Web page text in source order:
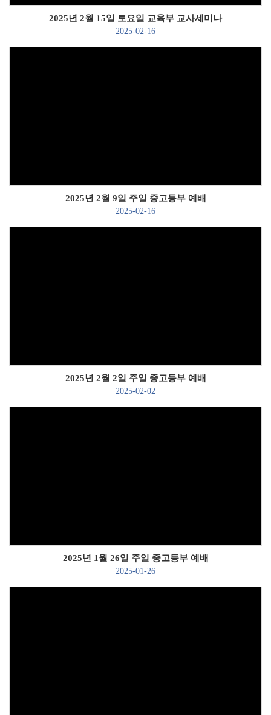
2025년 2월 15일 토요일 교육부 교사세미나
2025-02-16
2025년 2월 9일 주일 중고등부 예배
2025-02-16
2025년 2월 2일 주일 중고등부 예배
2025-02-02
2025년 1월 26일 주일 중고등부 예배
2025-01-26